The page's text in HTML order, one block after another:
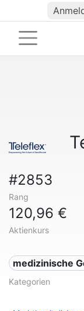
#2853
Rang
120,96 €
Aktienkurs
medizinische
Kategorien